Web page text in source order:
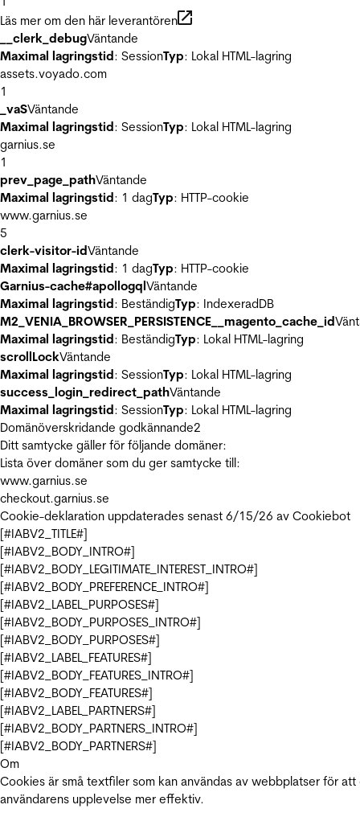
Läs mer om den här leverantören
__clerk_debugVäntande
Maximal lagringstid: SessionTyp: Lokal HTML-lagring
assets.voyado.com
1
_vaSVäntande
Maximal lagringstid: SessionTyp: Lokal HTML-lagring
garnius.se
1
prev_page_pathVäntande
Maximal lagringstid: 1 dagTyp: HTTP-cookie
www.garnius.se
5
clerk-visitor-idVäntande
Maximal lagringstid: 1 dagTyp: HTTP-cookie
Garnius-cache#apollogqlVäntande
Maximal lagringstid: BeständigTyp: IndexeradDB
M2_VENIA_BROWSER_PERSISTENCE__magento_cache_id
Maximal lagringstid: BeständigTyp: Lokal HTML-lagring
scrollLockVäntande
Maximal lagringstid: SessionTyp: Lokal HTML-lagring
success_login_redirect_pathVäntande
Maximal lagringstid: SessionTyp: Lokal HTML-lagring
Domänöverskridande godkännande2
Ditt samtycke gäller för följande domäner:
Lista över domäner som du ger samtycke till:
www.garnius.se
checkout.garnius.se
Cookie-deklaration uppdaterades senast 6/15/26 av Cookiebot
[#IABV2_TITLE#]
[#IABV2_BODY_INTRO#]
[#IABV2_BODY_LEGITIMATE_INTEREST_INTRO#]
[#IABV2_BODY_PREFERENCE_INTRO#]
[#IABV2_LABEL_PURPOSES#]
[#IABV2_BODY_PURPOSES_INTRO#]
[#IABV2_BODY_PURPOSES#]
[#IABV2_LABEL_FEATURES#]
[#IABV2_BODY_FEATURES_INTRO#]
[#IABV2_BODY_FEATURES#]
[#IABV2_LABEL_PARTNERS#]
[#IABV2_BODY_PARTNERS_INTRO#]
[#IABV2_BODY_PARTNERS#]
Om
Cookies är små textfiler som kan användas av webbplatser för att
användarens upplevelse mer effektiv.